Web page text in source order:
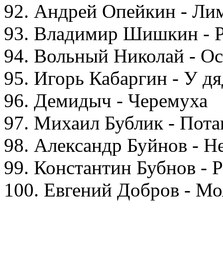
92. Андрей Опейкин -
93. Владимир Шишкин -
94. Вольный Николай -
95. Игорь Кабаргин - У
96. Демидыч - Черемуха
97. Михаил Бублик -
98. Александр Буйнов -
99. Константин Бубнов -
100. Евгений Добров -